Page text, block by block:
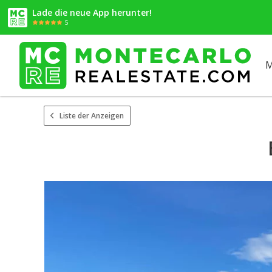
Lade die neue App herunter!
5
Liste der Anzeigen